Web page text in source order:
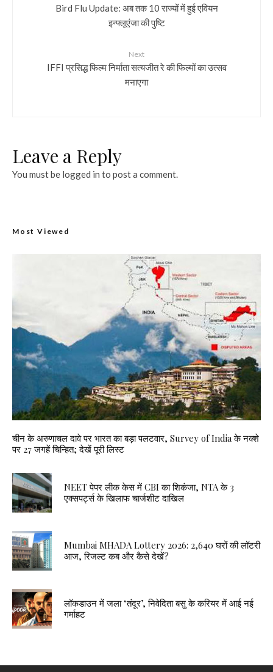
Bird Flu Update: अब तक 10 राज्यों में हुई एवियन
इन्फ्लूएंजा की पुष्टि
Next
IFFI प्रसिद्ध फिल्‍म निर्माता सत्‍यजीत रे की फिल्‍मों का उत्‍सव
मनाएगा
Leave a Reply
You must be logged in to post a comment.
Most Viewed
चीन के अरुणाचल दावे पर भारत का बड़ा पलटवार, Survey of India के नक्शे
पर 27 जगहें चिन्हित; देखें पूरी लिस्ट
NEET पेपर लीक केस में CBI का शिकंजा, NTA के 3
एक्सपर्ट्स के खिलाफ चार्जशीट दाखिल
Mumbai MHADA Lottery 2026: 2,640 घरों की लॉटरी
आज, रिजल्ट कब और कैसे देखें?
लॉकडाउन में जला ‘तंदूर’, निवेदिता बसु के करियर में आई नई
गर्माहट